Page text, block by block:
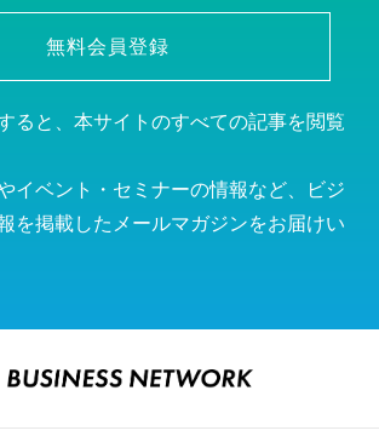
無料会員登録
ると、本サイトのすべての記事を閲覧
イベント・セミナーの情報など、ビジ
を掲載したメールマガジンをお届けい